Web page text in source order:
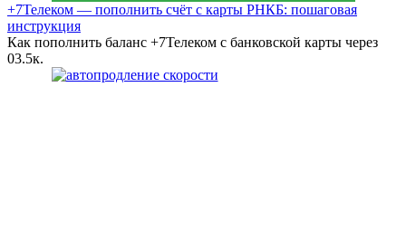
+7Телеком — пополнить счёт с карты РНКБ: пошаговая
инструкция
Как пополнить баланс +7Телеком с банковской карты через
03.5к.